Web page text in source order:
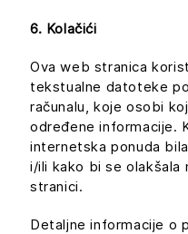
6. Kolačići
Ova web stranica
tekstualne datoteke
računalu, koje osobi
određene informacije.
internetska ponuda
i/ili kako bi se olakšala
stranici.
Detaljne informacije o